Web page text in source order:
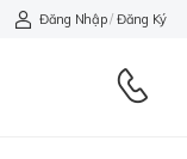
Đăng Nhập / Đăng Ký